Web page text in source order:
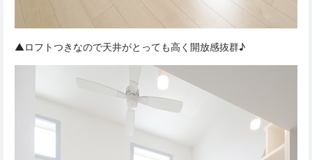
▲ロフトつきなので天井がとっても高く開放感抜群♪